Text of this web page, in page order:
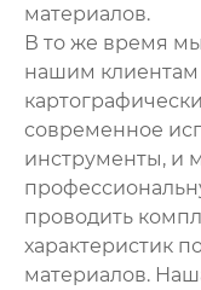
материалов.
В то же время
нашим
современное
инструменты, и
проводить
характеристик
материалов.